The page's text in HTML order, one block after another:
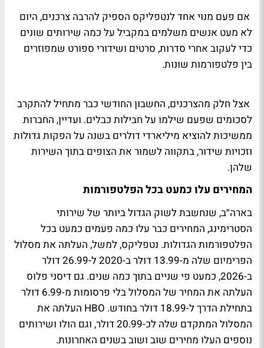
אם פעם מנוי אחד לנטפליקס הספיק להרבה צרכנים, היום
לא מעט אנשים משלמים במקביל על כמה שירותים שונים
כדי לעקוב אחרי סדרות, סרטים ושידורי ספורט שמפוזרים
בין פלטפורמות שונות.
אצל חלק מהצרכנים, החשבון החודשי כבר מתחיל להתקרב
לסכומים שפעם שילמו על חבילות כבלים. ועדיין, החברות
ממשיכות להוציא מיליארדי דולרים בשנה על הפקות גדולות
וזכויות שידור, בתקווה לשמור את הצופים בתוך השירות
שלהן.
המחירים עלו כמעט בכל הפלטפורמות
בארה״ב, שנחשבת לשוק הגדול ביותר של שירותי
הסטרימינג, המחירים כבר עלו כמה פעמים כמעט בכל
הפלטפורמות הגדולות. נטפליקס, למשל, העלתה את מסלול
הפרימיום שלה מ-13.99 דולר ב-2020 ל-26.99 דולר
ב-2026, כמעט פי שניים בתוך כמה שנים. גם דיסני פלוס
העלתה את המחיר של המסלול בלי פרסומות מ-6.99 דולר
בתחילת הדרך ל-18.99 דולר בחודש. HBO העלתה את
המסלול המתקדם שלה לכ-20.99 דולר, וגם הולו ושירותים
נוספים העלו מחירים שוב ושוב בשנים האחרונות.